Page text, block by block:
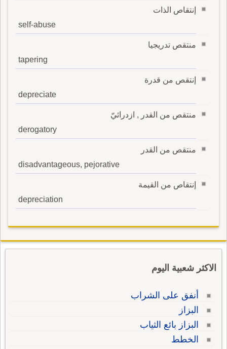
إنتقاص الذات
self-abuse
منتقص تدريجيا
tapering
إنتقص من قدرة
depreciate
منتقص من القدر , ازدرائيّ
derogatory
منتقص من القدر
disadvantageous, pejorative
إنتقاص من القيمة
depreciation
الاكثر شعبية اليوم
أنفق على الشراب
البزاز
البزاز بائع الثياب
الخطط